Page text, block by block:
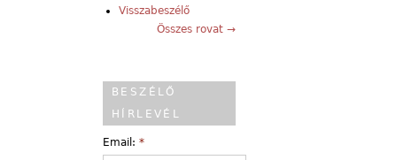
Visszabeszélő
Összes rovat →
BESZÉLŐ
HÍRLEVÉL
Email: *